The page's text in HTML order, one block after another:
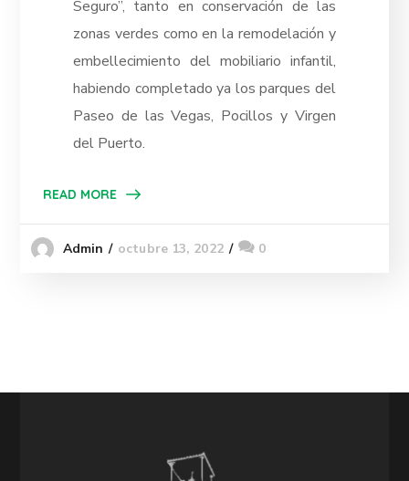
Seguro”, tanto en conservación de las
zonas verdes como en la remodelación y
embellecimiento del mobiliario infantil,
habiendo completado ya los parques del
Paseo de las Vegas, Pocillos y Virgen
del Puerto.
READ MORE
Admin octubre 13, 2022 0